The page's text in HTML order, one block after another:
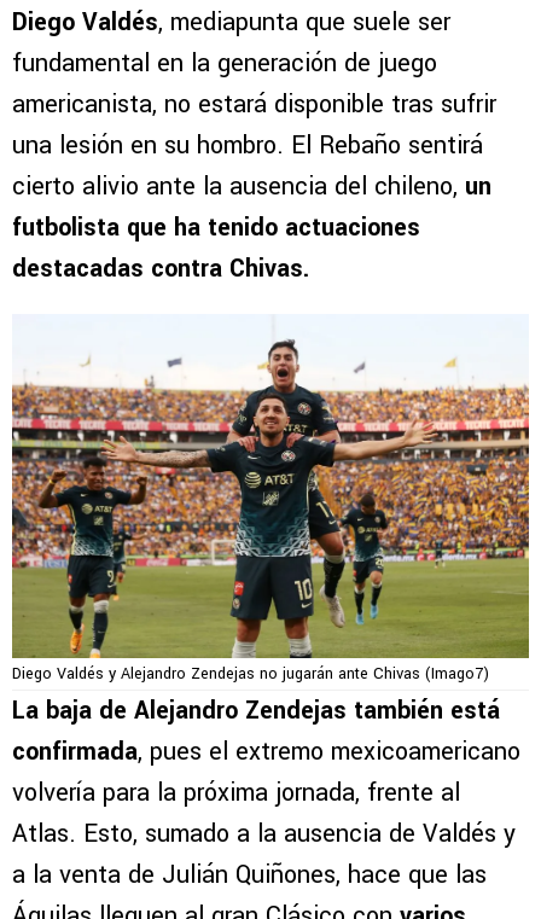
Diego Valdés, mediapunta que suele ser
fundamental en la generación de juego
americanista, no estará disponible tras sufrir
una lesión en su hombro. El Rebaño sentirá
cierto alivio ante la ausencia del chileno, un
futbolista que ha tenido actuaciones
destacadas contra Chivas.
Diego Valdés y Alejandro Zendejas no jugarán ante Chivas (Imago7)
La baja de Alejandro Zendejas también está
confirmada, pues el extremo mexicoamericano
volvería para la próxima jornada, frente al
Atlas. Esto, sumado a la ausencia de Valdés y
a la venta de Julián Quiñones, hace que las